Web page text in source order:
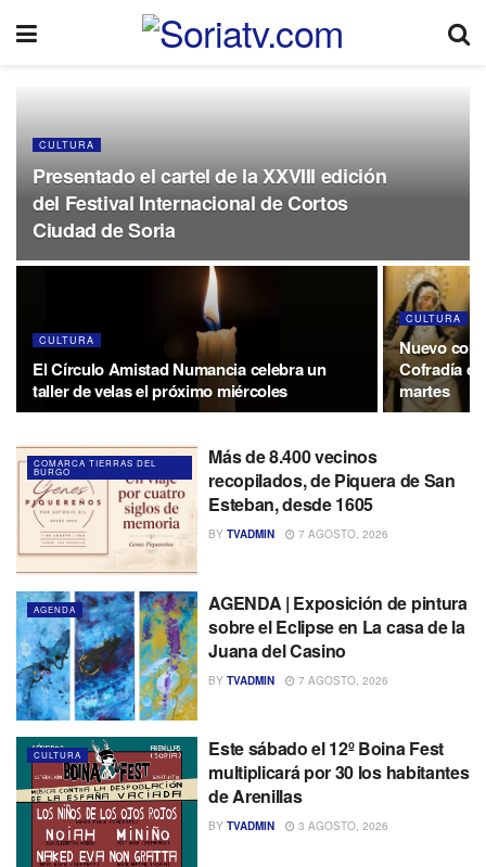
CULTURA
Presentado el cartel de la XXVIII edición
del Festival Internacional de Cortos
Ciudad de Soria
CULTURA
El Círculo Amistad Numancia celebra un
taller de velas el próximo miércoles
CULTURA
Nuevo
Cofradía
martes
COMARCA TIERRAS DEL
BURGO
Más de 8.400 vecinos
recopilados, de Piquera de San
Esteban, desde 1605
BY TVADMIN 7 AGOSTO, 2026
AGENDA
AGENDA | Exposición de pintura
sobre el Eclipse en La casa de la
Juana del Casino
BY TVADMIN 7 AGOSTO, 2026
CULTURA
Este sábado el 12º Boina Fest
multiplicará por 30 los habitantes
de Arenillas
BY TVADMIN 3 AGOSTO, 2026